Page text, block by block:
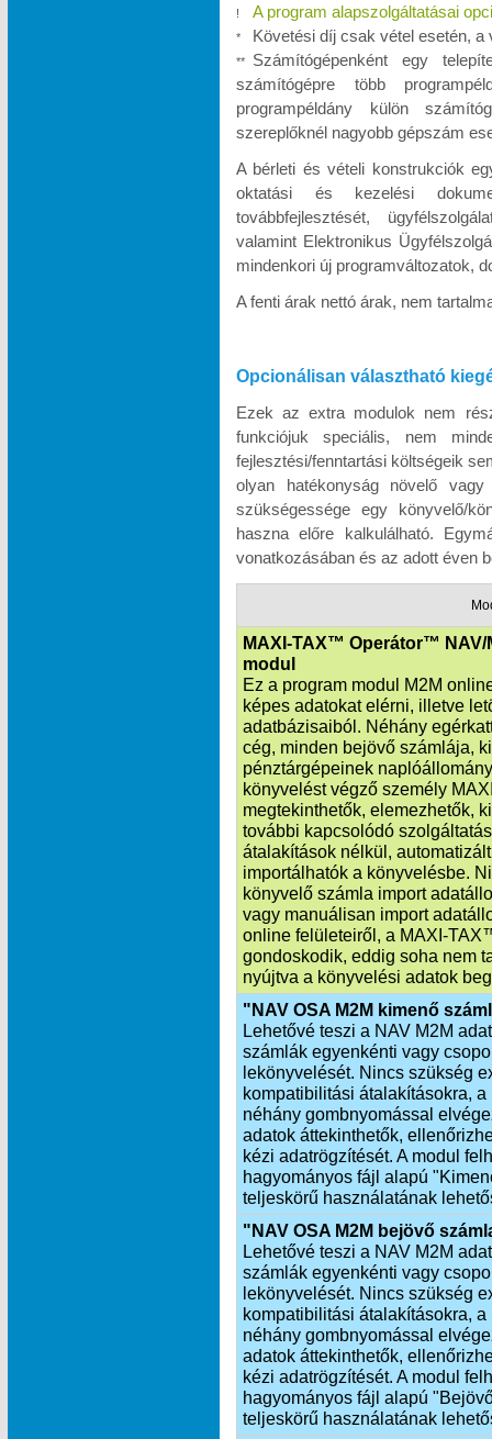
! A program alapszolgáltatásai
* Követési díj csak vétel esetén, a
**
Számítógépenként egy
számítógépre több
programpéldány külön
szereplőknél nagyobb gépszám
A bérleti és vételi konstrukciók
oktatási és kezelési
továbbfejlesztését,
valamint Elektronikus
mindenkori új programváltozatok,
A fenti árak nettó árak, nem
Opcionálisan választható
Ezek az extra modulok nem
funkciójuk speciális, nem
fejlesztési/fenntartási költségeik
olyan hatékonyság növelő
szükségessége egy könyvelő/
haszna előre kalkulálható.
vonatkozásában és az adott éven
MAXI-TAX™ Operátor™ NAV/
modul
Ez a program modul M2M
képes adatokat elérni, illetve
adatbázisaiból. Néhány
cég, minden bejövő számlája,
pénztárgépeinek
könyvelést végző személy
megtekinthetők, elemezhetők,
további kapcsolódó
átalakítások nélkül,
importálhatók a könyvelésbe.
könyvelő számla import
vagy manuálisan import
online felületeiről, a
gondoskodik, eddig soha nem
nyújtva a könyvelési adatok
"NAV OSA M2M kimenő
Lehetővé teszi a NAV M2M
számlák egyenkénti vagy
lekönyvelését. Nincs szükség
kompatibilitási átalakításokra,
néhány gombnyomással
adatok áttekinthetők,
kézi adatrögzítését. A modul
hagyományos fájl alapú
teljeskörű használatának
"NAV OSA M2M bejövő
Lehetővé teszi a NAV M2M
számlák egyenkénti vagy
lekönyvelését. Nincs szükség
kompatibilitási átalakításokra,
néhány gombnyomással
adatok áttekinthetők,
kézi adatrögzítését. A modul
hagyományos fájl alapú
teljeskörű használatának